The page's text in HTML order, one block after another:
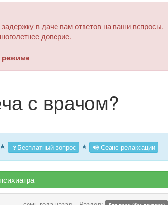
в даче вам ответов на ваши вопросы.
доверие.
режиме
с врачом?
★ Бесплатный вопрос ★ Сеанс релаксации